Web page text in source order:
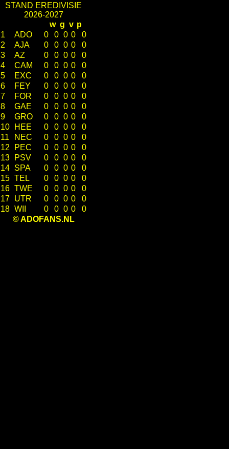
STAND EREDIVISIE
2026-2027
w g v p
1
ADO 0 0 0 0
0
2
AJA 0 0 0 0
0
3
AZ 0 0 0 0
0
4
CAM 0 0 0 0
0
5
EXC 0 0 0 0
0
6
FEY 0 0 0 0
0
7
FOR 0 0 0 0
0
8
GAE 0 0 0 0
0
9
GRO 0 0 0 0
0
10
HEE 0 0 0 0
0
11
NEC 0 0 0 0
0
12
PEC 0 0 0 0
0
13
PSV 0 0 0 0
0
14 SPA 0 0 0 0
0
15 TEL 0 0 0 0
0
16 TWE 0 0 0 0
0
17 UTR 0 0 0 0
0
18 WII 0 0 0 0
0
© ADOFANS.NL